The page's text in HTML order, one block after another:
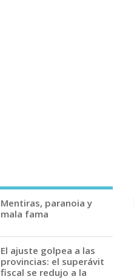
Mentiras, paranoia y
mala fama
El ajuste golpea a las
provincias: el superávit
fiscal se redujo a la